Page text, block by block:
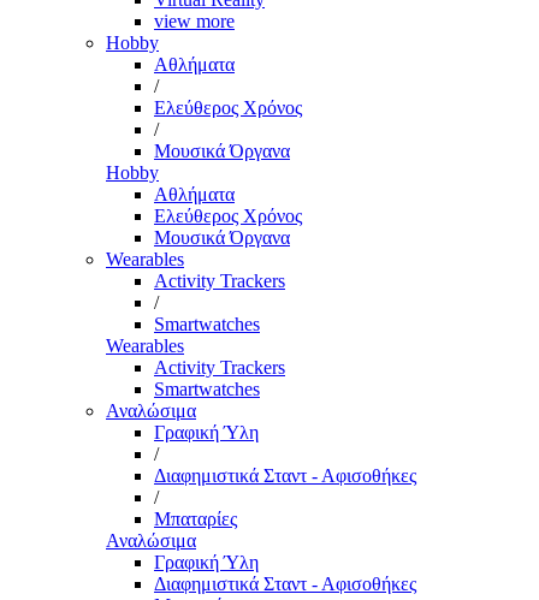
view more
Hobby
Αθλήματα
/
Ελεύθερος Χρόνος
/
Μουσικά Όργανα
Hobby
Αθλήματα
Ελεύθερος Χρόνος
Μουσικά Όργανα
Wearables
Activity Trackers
/
Smartwatches
Wearables
Activity Trackers
Smartwatches
Αναλώσιμα
Γραφική Ύλη
/
Διαφημιστικά Σταντ - Αφισοθήκες
/
Μπαταρίες
Αναλώσιμα
Γραφική Ύλη
Διαφημιστικά Σταντ - Αφισοθήκες